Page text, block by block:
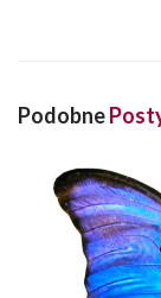
Podobne